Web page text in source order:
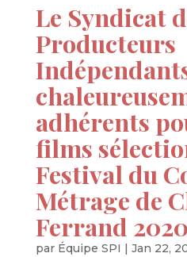
Le Syndicat
Producteurs
adhérents
films
Festival du
Métrage de
Ferrand
par Équipe SPI | Jan 22,